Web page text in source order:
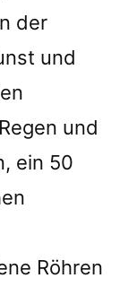
der
und
und
ein 50
Röhren